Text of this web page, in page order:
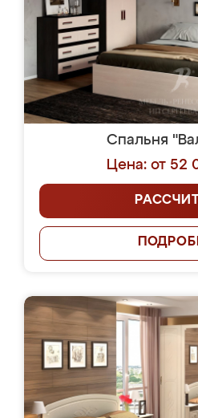
Спальня
Цена: от 52